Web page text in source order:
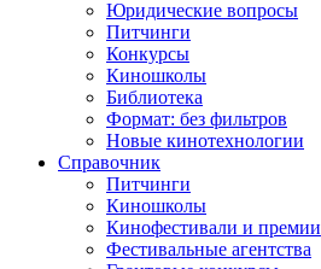
Юридические вопросы
Питчинги
Конкурсы
Киношколы
Библиотека
Формат: без фильтров
Новые кинотехнологии
Справочник
Питчинги
Киношколы
Кинофестивали и премии
Фестивальные агентства